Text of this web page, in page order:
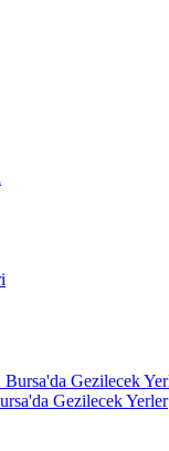
Gezilecek Yerler